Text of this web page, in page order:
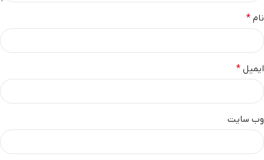
نام *
ایمیل *
وب‌ سایت